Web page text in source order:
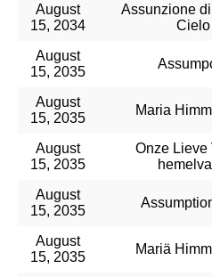
August
15, 2034
Assunzione
Cielo
August
15, 2035
August
15, 2035
Maria
August
15, 2035
Onze Lieve
August
15, 2035
August
15, 2035
Mariä